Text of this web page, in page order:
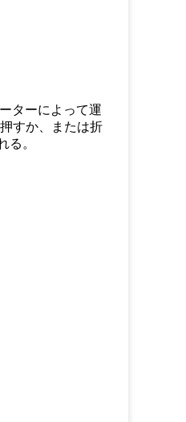
ターによって運
すか、または折
。